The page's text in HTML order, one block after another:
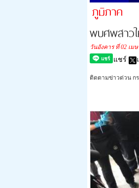
ภูมิภาค
พบศพสาว
วันอังคาร ที่ 02 เม
แชร์
ติดตามข่าวด่วน กร